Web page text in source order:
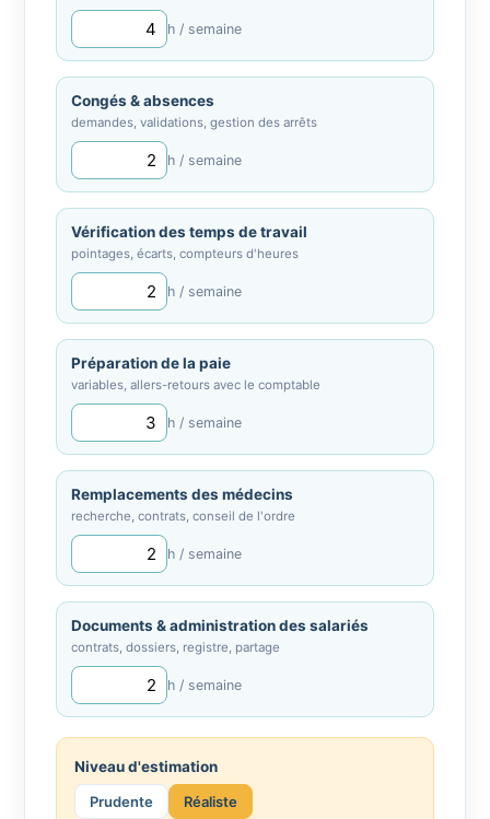
h / semaine
Congés & absences
demandes, validations, gestion des arrêts
h / semaine
Vérification des temps de travail
pointages, écarts, compteurs d'heures
h / semaine
Préparation de la paie
variables, allers-retours avec le comptable
h / semaine
Remplacements des médecins
recherche, contrats, conseil de l'ordre
h / semaine
Documents & administration des salariés
contrats, dossiers, registre, partage
h / semaine
Niveau d'estimation
Prudente
Réaliste